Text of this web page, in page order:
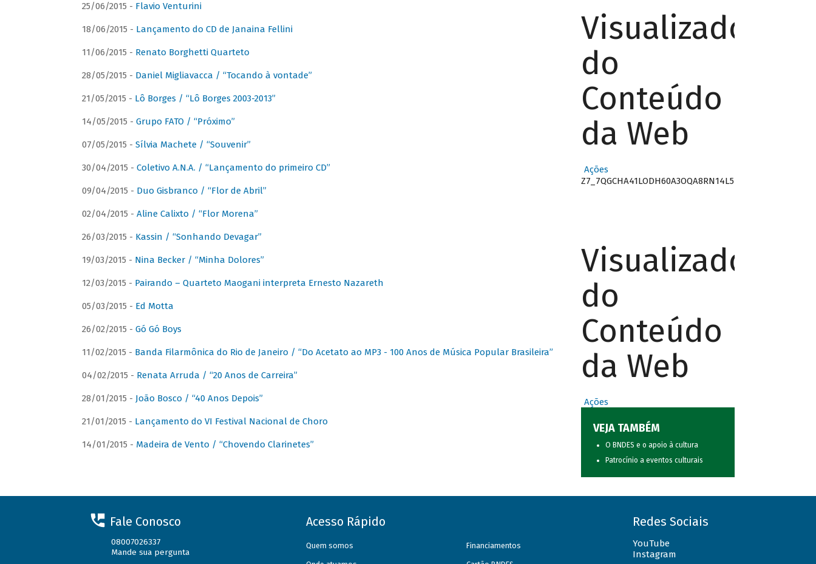
25/06/2015 - Flavio Venturini
18/06/2015 - Lançamento do CD de Janaina Fellini
11/06/2015 - Renato Borghetti Quarteto
28/05/2015 - Daniel Migliavacca / “Tocando à vontade”
21/05/2015 - Lô Borges / “Lô Borges 2003-2013”
14/05/2015 - Grupo FATO / “Próximo”
07/05/2015 - Sílvia Machete / “Souvenir”
30/04/2015 - Coletivo A.N.A. / “Lançamento do primeiro CD”
09/04/2015 - Duo Gisbranco / “Flor de Abril”
02/04/2015 - Aline Calixto / “Flor Morena”
26/03/2015 - Kassin / “Sonhando Devagar”
19/03/2015 - Nina Becker / “Minha Dolores”
12/03/2015 - Pairando – Quarteto Maogani interpreta Ernesto Nazareth
05/03/2015 - Ed Motta
26/02/2015 - Gó Gó Boys
11/02/2015 - Banda Filarmônica do Rio de Janeiro / “Do Acetato ao MP3 - 100 Anos de Música Popular Brasileira”
04/02/2015 - Renata Arruda / “20 Anos de Carreira”
28/01/2015 - João Bosco / “40 Anos Depois”
21/01/2015 - Lançamento do VI Festival Nacional de Choro
14/01/2015 - Madeira de Vento / “Chovendo Clarinetes”
Visualizador
do
Conteúdo
da Web
Ações
Z7_7QGCHA41LODH60A3OQA8RN14L5
Visualizador
do
Conteúdo
da Web
Ações
VEJA TAMBÉM
O BNDES e o apoio à cultura
Patrocínio a eventos culturais
Fale Conosco
08007026337
Mande sua pergunta
Acesso Rápido
Quem somos Financiamentos
Redes Sociais
YouTube
Instagram